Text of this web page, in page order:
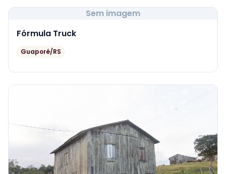
Sem imagem
Fórmula Truck
Guaporé/RS